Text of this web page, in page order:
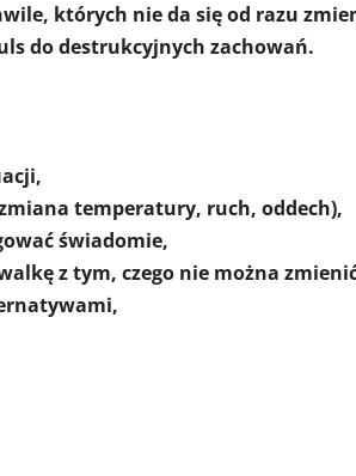
których nie da się od razu
do destrukcyjnych zachowań.
temperatury, ruch, oddech),
świadomie,
z tym, czego nie można